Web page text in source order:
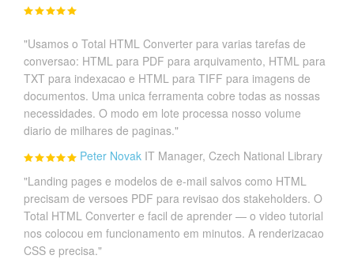
"Usamos o Total HTML Converter para varias tarefas de
conversao: HTML para PDF para arquivamento, HTML para
TXT para indexacao e HTML para TIFF para imagens de
documentos. Uma unica ferramenta cobre todas as nossas
necessidades. O modo em lote processa nosso volume
diario de milhares de paginas."
Peter Novak IT Manager, Czech National Library
"Landing pages e modelos de e-mail salvos como HTML
precisam de versoes PDF para revisao dos stakeholders. O
Total HTML Converter e facil de aprender — o video tutorial
nos colocou em funcionamento em minutos. A renderizacao
CSS e precisa."